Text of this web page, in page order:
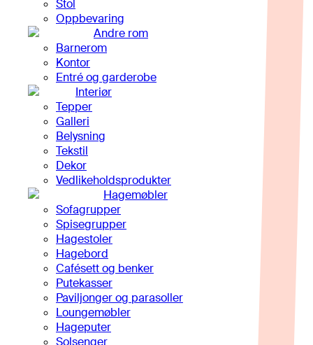
Stol
Oppbevaring
Andre rom
Barnerom
Kontor
Entré og garderobe
Interiør
Tepper
Galleri
Belysning
Tekstil
Dekor
Vedlikeholdsprodukter
Hagemøbler
Sofagrupper
Spisegrupper
Hagestoler
Hagebord
Cafésett og benker
Putekasser
Paviljonger og parasoller
Loungemøbler
Hageputer
Solsenger